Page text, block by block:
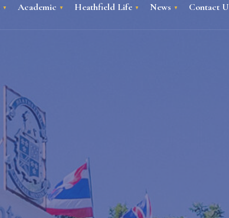
Academic Heathfield Life News Contact